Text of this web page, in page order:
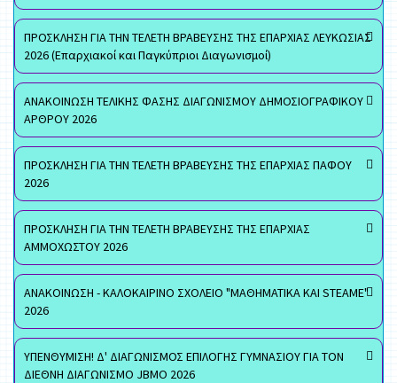
ΠΡΟΣΚΛΗΣΗ ΓΙΑ ΤΗΝ ΤΕΛΕΤΗ ΒΡΑΒΕΥΣΗΣ ΤΗΣ ΕΠΑΡΧΙΑΣ ΛΕΥΚΩΣΙΑΣ
2026 (Επαρχιακοί και Παγκύπριοι Διαγωνισμοί)
ΑΝΑΚΟΙΝΩΣΗ ΤΕΛΙΚΗΣ ΦΑΣΗΣ ΔΙΑΓΩΝΙΣΜΟΥ ΔΗΜΟΣΙΟΓΡΑΦΙΚΟΥ
ΑΡΘΡΟΥ 2026
ΠΡΟΣΚΛΗΣΗ ΓΙΑ ΤΗΝ ΤΕΛΕΤΗ ΒΡΑΒΕΥΣΗΣ ΤΗΣ ΕΠΑΡΧΙΑΣ ΠΑΦΟΥ
2026
ΠΡΟΣΚΛΗΣΗ ΓΙΑ ΤΗΝ ΤΕΛΕΤΗ ΒΡΑΒΕΥΣΗΣ ΤΗΣ ΕΠΑΡΧΙΑΣ
ΑΜΜΟΧΩΣΤΟΥ 2026
ΑΝΑΚΟΙΝΩΣΗ - ΚΑΛΟΚΑΙΡΙΝΟ ΣΧΟΛΕΙΟ "ΜΑΘΗΜΑΤΙΚΑ ΚΑΙ STEAME"
2026
ΥΠΕΝΘΥΜΙΣΗ! Δ' ΔΙΑΓΩΝΙΣΜΟΣ ΕΠΙΛΟΓΗΣ ΓΥΜΝΑΣΙΟΥ ΓΙΑ ΤΟΝ
ΔΙΕΘΝΗ ΔΙΑΓΩΝΙΣΜΟ JBMO 2026